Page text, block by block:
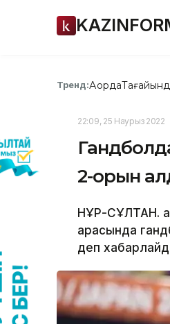
Тренд:Ақорда
22:09, 25 Наурыз 2022
2-орын
НҰР-СҰЛТАН.
арасында
деп